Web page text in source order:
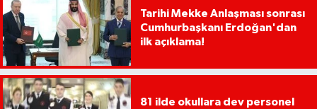
Tarihi Mekke Anlaşması sonrası
Cumhurbaşkanı Erdoğan'dan
ilk açıklama!
81 ilde okullara dev personel